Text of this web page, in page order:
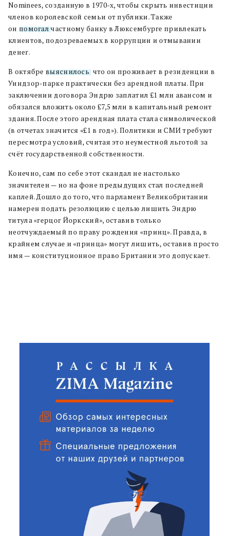
Nominees, созданную в 1970-х, чтобы скрыть инвестиции
членов королевской семьи от публики. Также
он помогалчастному банку в Люксембурге привлекать
клиентов, подозреваемых в коррупции и отмывании
денег.
В октябре выяснилось, что он проживает в резиденции в
Уиндзор-парке практически без арендной платы. При
заключении договора Эндрю заплатил £1 млн авансом и
обязался вложить около £7,5 млн в капитальный ремонт
здания. После этого арендная плата стала символической
(в отчетах значится «£1 в год»). Политики и СМИ требуют
пересмотра условий, считая это неуместной льготой за
счёт государственной собственности.
Конечно, сам по себе этот скандал не настолько
значителен — но на фоне предыдущих стал последней
каплей. Дошло до того, что парламент Великобритании
намерен подать резолюцию с целью лишить Эндрю
титула «герцог Йоркский», оставив только
неотчуждаемый по праву рождения «принц». Правда, в
крайнем случае и «принца» могут лишить, оставив просто
имя — конституционное право Британии это допускает.